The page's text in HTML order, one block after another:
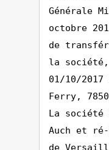
Générale
octobre
de
la société,
01/10/2017
Ferry,
La société
Auch et ré-
de